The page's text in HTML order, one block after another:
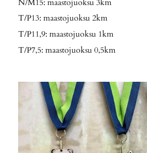
N/M15: maastojuoksu
T/P13: maastojuoksu
T/P11,9: maastojuoksu 1km
T/P7,5: maastojuoksu 0,5km